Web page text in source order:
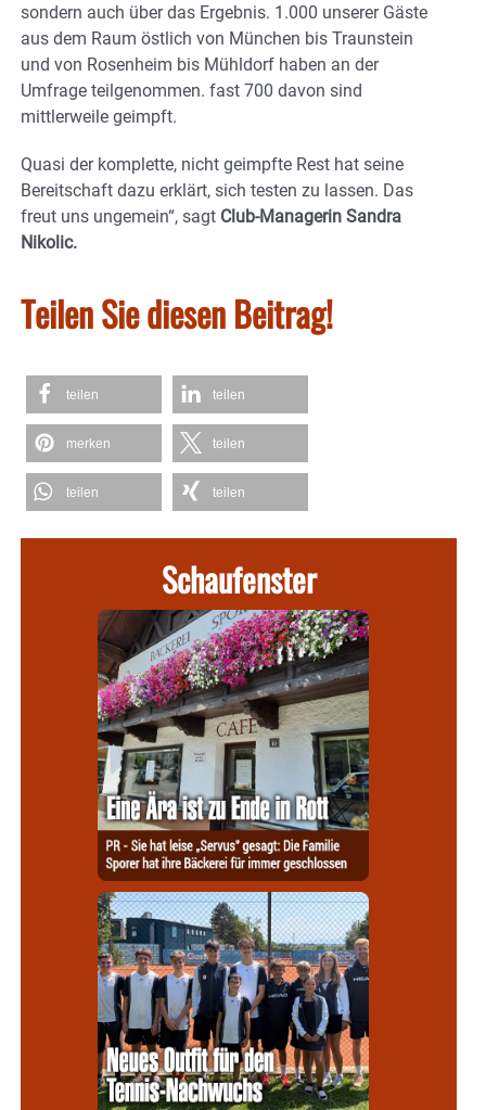
sondern auch über das Ergebnis. 1.000 unserer Gäste
aus dem Raum östlich von München bis Traunstein
und von Rosenheim bis Mühldorf haben an der
Umfrage teilgenommen. fast 700 davon sind
mittlerweile geimpft.
Quasi der komplette, nicht geimpfte Rest hat seine
Bereitschaft dazu erklärt, sich testen zu lassen. Das
freut uns ungemein“, sagt Club-Managerin Sandra
Nikolic.
Teilen Sie diesen Beitrag!
teilen teilen
merken teilen
teilen teilen
Schaufenster